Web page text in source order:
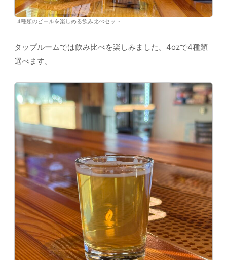
4種類のビールを楽しめる飲み比べセット
タップルームでは飲み比べを楽しみました。4ozで4種類
選べます。